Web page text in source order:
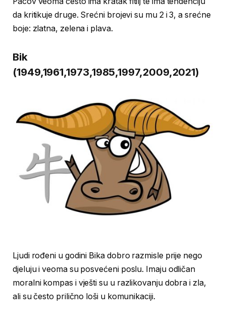
da kritikuje druge. Srećni brojevi su mu 2 i 3, a srećne
boje: zlatna, zelena i plava.
Bik
(1949,1961,1973,1985,1997,2009,2021)
Ljudi rođeni u godini Bika dobro razmisle prije nego
djeluju i veoma su posvećeni poslu. Imaju odličan
moralni kompas i vješti su u razlikovanju dobra i zla,
ali su često prilično loši u komunikaciji.